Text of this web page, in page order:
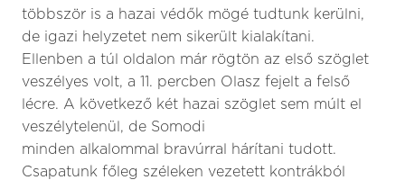
többször is a hazai védők mögé tudtunk kerülni,
de igazi helyzetet nem sikerült kialakítani.
Ellenben a túl oldalon már rögtön az első szöglet
veszélyes volt, a 11. percben Olasz fejelt a felső
lécre. A következő két hazai szöglet sem múlt el
veszélytelenül, de Somodi
minden alkalommal bravúrral hárítani tudott.
Csapatunk főleg széleken vezetett kontrákból